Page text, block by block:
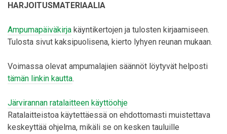
HARJOITUSMATERIAALIA
Ampumapäiväkirja käyntikertojen ja tulosten kirjaamiseen.
Tulosta sivut kaksipuolisena, kierto lyhyen reunan mukaan.
Voimassa olevat ampumalajien säännöt löytyvät helposti
tämän linkin kautta.
Järvirannan ratalaitteen käyttöohje
Ratalaitteistoa käytettäessä on ehdottomasti muistettava
keskeyttää ohjelma, mikäli se on kesken tauluille